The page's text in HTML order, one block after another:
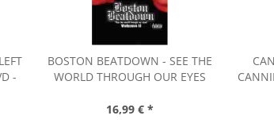
-
BOSTON BEATDOWN - SEE THE
WORLD THROUGH OUR EYES
16,99 € *